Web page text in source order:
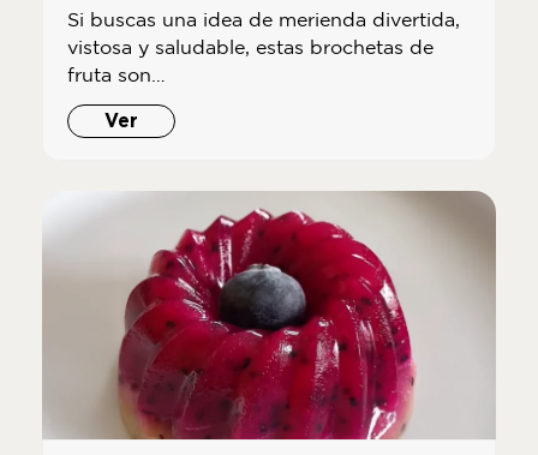
Si buscas una idea de merienda divertida,
vistosa y saludable, estas brochetas de
fruta son…
Ver